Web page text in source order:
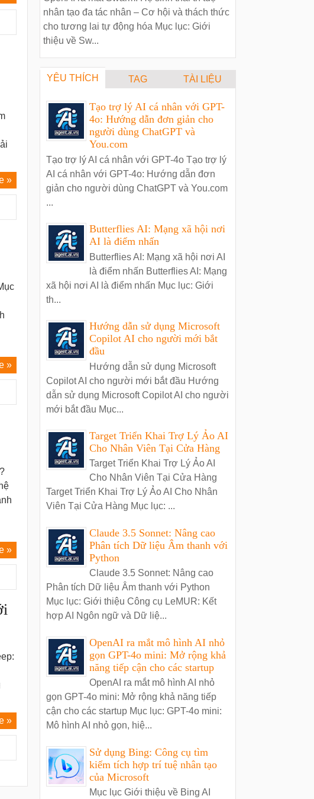
»
»
»
»
nhân tạo đa tác nhân – Cơ hội và thách thức
cho tương lai tự động hóa Mục lục: Giới
thiệu về Sw...
YÊU THÍCH TAG TÀI LIỆU
Tạo trợ lý AI cá nhân với GPT-
4o: Hướng dẫn đơn giản cho
người dùng ChatGPT và
You.com
Tạo trợ lý AI cá nhân với GPT-4o Tạo trợ lý
AI cá nhân với GPT-4o: Hướng dẫn đơn
giản cho người dùng ChatGPT và You.com
...
Butterflies AI: Mạng xã hội nơi
AI là điểm nhấn
Butterflies AI: Mạng xã hội nơi AI
là điểm nhấn Butterflies AI: Mạng
xã hội nơi AI là điểm nhấn Mục lục: Giới
th...
Hướng dẫn sử dụng Microsoft
Copilot AI cho người mới bắt
đầu
Hướng dẫn sử dụng Microsoft
Copilot AI cho người mới bắt đầu Hướng
dẫn sử dụng Microsoft Copilot AI cho người
mới bắt đầu Mục...
Target Triển Khai Trợ Lý Ảo AI
Cho Nhân Viên Tại Cửa Hàng
Target Triển Khai Trợ Lý Ảo AI
Cho Nhân Viên Tại Cửa Hàng
Target Triển Khai Trợ Lý Ảo AI Cho Nhân
Viên Tại Cửa Hàng Mục lục: ...
Claude 3.5 Sonnet: Nâng cao
Phân tích Dữ liệu Âm thanh với
Python
Claude 3.5 Sonnet: Nâng cao
Phân tích Dữ liệu Âm thanh với Python
Mục lục: Giới thiệu Công cụ LeMUR: Kết
hợp AI Ngôn ngữ và Dữ liệ...
OpenAI ra mắt mô hình AI nhỏ
gọn GPT-4o mini: Mở rộng khả
năng tiếp cận cho các startup
OpenAI ra mắt mô hình AI nhỏ
gọn GPT-4o mini: Mở rộng khả năng tiếp
cận cho các startup Mục lục: GPT-4o mini:
Mô hình AI nhỏ gọn, hiệ...
Sử dụng Bing: Công cụ tìm
kiếm tích hợp trí tuệ nhân tạo
của Microsoft
Mục lục Giới thiệu về Bing AI